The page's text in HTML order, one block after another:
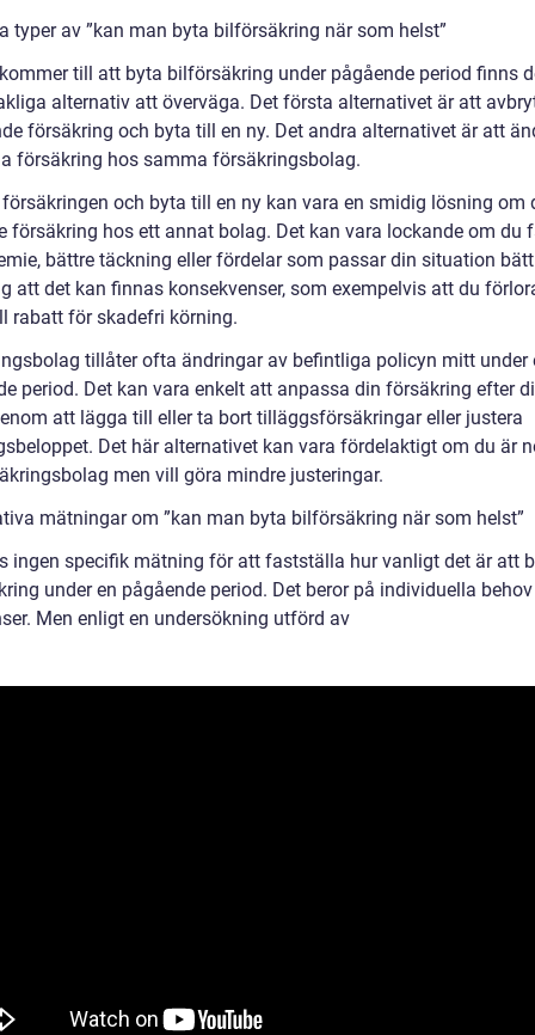
typer av ”kan man byta bilförsäkring när som helst”
till att byta bilförsäkring under pågående period finns
alternativ att överväga. Det första alternativet är att
försäkring och byta till en ny. Det andra alternativet är att
försäkring hos samma försäkringsbolag.
och byta till en ny kan vara en smidig lösning om
försäkring hos ett annat bolag. Det kan vara lockande om du
bättre täckning eller fördelar som passar din situation
att det kan finnas konsekvenser, som exempelvis att du
rabatt för skadefri körning.
tillåter ofta ändringar av befintliga policyn mitt under
period. Det kan vara enkelt att anpassa din försäkring efter
att lägga till eller ta bort tilläggsförsäkringar eller justera
Det här alternativet kan vara fördelaktigt om du är
men vill göra mindre justeringar.
mätningar om ”kan man byta bilförsäkring när som helst”
ingen specifik mätning för att fastställa hur vanligt det är att
under en pågående period. Det beror på individuella
Men enligt en undersökning utförd av